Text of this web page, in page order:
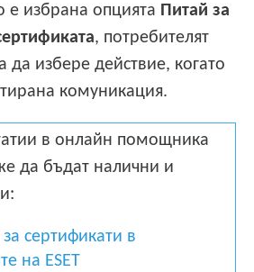
е избрана опцията Питай за
, потребителят
да избере действие, когато
комуникация.
в онлайн помощника
да бъдат налични и
за сертификати в
на ESET